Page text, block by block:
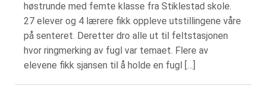
høstrunde med femte klasse fra Stiklestad skole.
27 elever og 4 lærere fikk oppleve utstillingene våre
på senteret. Deretter dro alle ut til feltstasjonen
hvor ringmerking av fugl var temaet. Flere av
elevene fikk sjansen til å holde en fugl […]